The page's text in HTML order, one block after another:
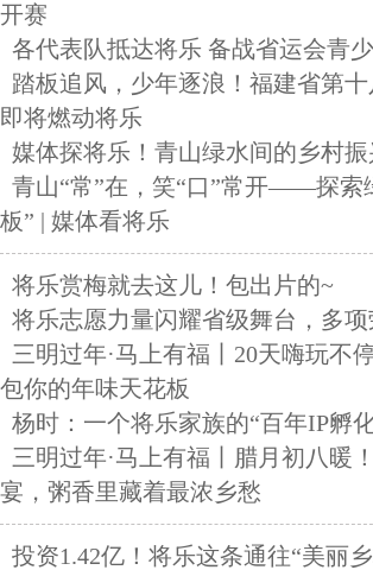
开赛
各代表队抵达将乐 备战省运会青
踏板追风，少年逐浪！福建省第
即将燃动将乐
媒体探将乐！青山绿水间的乡村
青山“常”在，笑“口”常开——探索
板” | 媒体看将乐
将乐赏梅就去这儿！包出片的~
将乐志愿力量闪耀省级舞台，多
三明过年·马上有福丨20天嗨玩不
包你的年味天花板
杨时：一个将乐家族的“百年IP孵
三明过年·马上有福丨腊月初八暖
宴，粥香里藏着最浓乡愁
投资1.42亿！将乐这条通往“美丽